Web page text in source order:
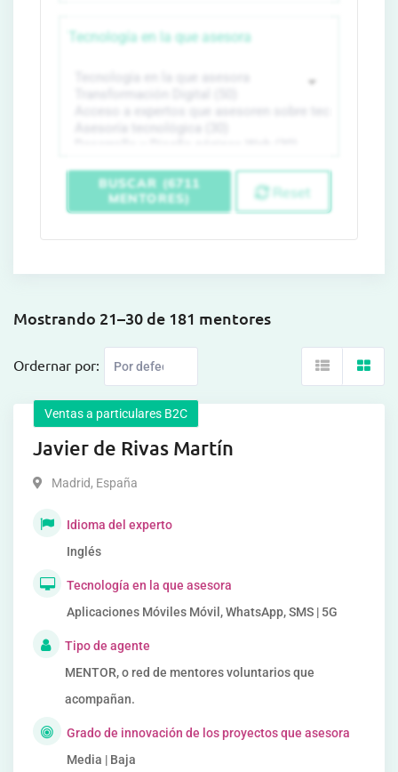
Tecnología en la que asesora
BUSCAR (6711
MENTORES)
Reset
Mostrando 21–30 de 181 mentores
Ordernar por:
Ventas a particulares B2C
Javier de Rivas Martín
Madrid, España
Idioma del experto
Inglés
Tecnología en la que asesora
Aplicaciones Móviles Móvil, WhatsApp, SMS | 5G
Tipo de agente
MENTOR, o red de mentores voluntarios que
acompañan.
Grado de innovación de los proyectos que asesora
Media | Baja